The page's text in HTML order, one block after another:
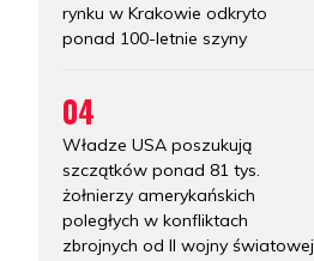
rynku w Krakowie odkryto
ponad 100-letnie szyny
04
Władze USA poszukują
szczątków ponad 81 tys.
żołnierzy amerykańskich
poległych w konfliktach
zbrojnych od II wojny światowej